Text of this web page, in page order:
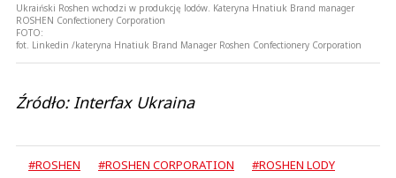
Ukraiński Roshen wchodzi w produkcję lodów. Kateryna Hnatiuk Brand manager
ROSHEN Confectionery Corporation
FOTO:
fot. Linkedin /kateryna Hnatiuk Brand Manager Roshen Confectionery Corporation
Źródło: Interfax Ukraina
#ROSHEN #ROSHEN CORPORATION
#ROSHEN LODY